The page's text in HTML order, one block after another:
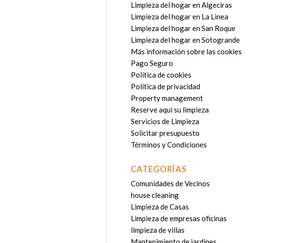
Limpieza del hogar en Algeciras
Limpieza del hogar en La Linea
Limpieza del hogar en San Roque
Limpieza del hogar en Sotogrande
Más información sobre las cookies
Pago Seguro
Política de cookies
Política de privacidad
Property management
Reserve aqui su limpieza
Servicios de Limpieza
Solicitar presupuesto
Términos y Condiciones
CATEGORÍAS
Comunidades de Vecinos
house cleaning
Limpieza de Casas
Limpieza de empresas oficinas
limpieza de villas